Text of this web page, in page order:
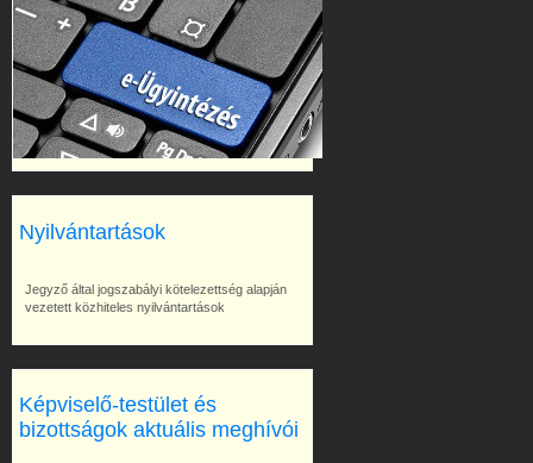
Nyilvántartások
Jegyző által jogszabályi kötelezettség alapján
vezetett közhiteles nyilvántartások
Képviselő-testület és
bizottságok aktuális meghívói